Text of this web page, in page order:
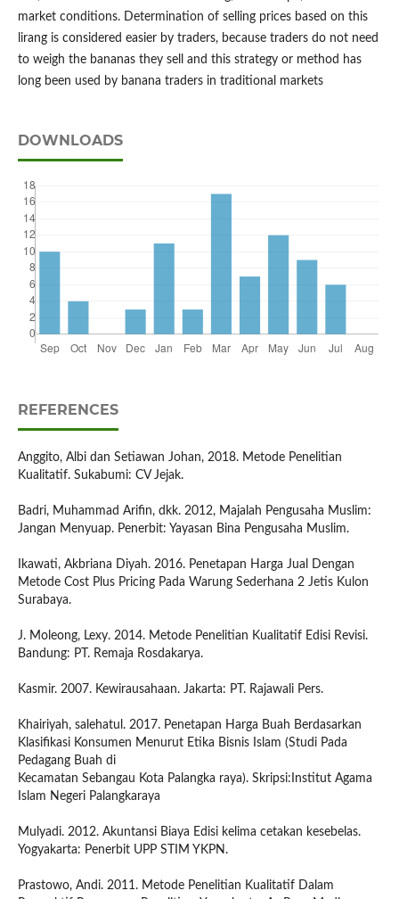
market conditions. Determination of selling prices based on this
lirang is considered easier by traders, because traders do not need
to weigh the bananas they sell and this strategy or method has
long been used by banana traders in traditional markets
DOWNLOADS
REFERENCES
Anggito, Albi dan Setiawan Johan, 2018. Metode Penelitian
Kualitatif. Sukabumi: CV Jejak.
Badri, Muhammad Arifin, dkk. 2012, Majalah Pengusaha Muslim:
Jangan Menyuap. Penerbit: Yayasan Bina Pengusaha Muslim.
Ikawati, Akbriana Diyah. 2016. Penetapan Harga Jual Dengan
Metode Cost Plus Pricing Pada Warung Sederhana 2 Jetis Kulon
Surabaya.
J. Moleong, Lexy. 2014. Metode Penelitian Kualitatif Edisi Revisi.
Bandung: PT. Remaja Rosdakarya.
Kasmir. 2007. Kewirausahaan. Jakarta: PT. Rajawali Pers.
Khairiyah, salehatul. 2017. Penetapan Harga Buah Berdasarkan
Klasifikasi Konsumen Menurut Etika Bisnis Islam (Studi Pada
Pedagang Buah di
Kecamatan Sebangau Kota Palangka raya). Skripsi:Institut Agama
Islam Negeri Palangkaraya
Mulyadi. 2012. Akuntansi Biaya Edisi kelima cetakan kesebelas.
Yogyakarta: Penerbit UPP STIM YKPN.
Prastowo, Andi. 2011. Metode Penelitian Kualitatif Dalam